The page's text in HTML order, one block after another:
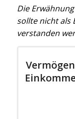
Die
sollte nicht als
verstanden